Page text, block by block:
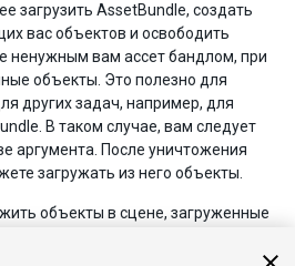
загрузить AssetBundle, создать
вас объектов и освободить
ненужным вам ассет бандлом, при
объекты. Это полезно для
других задач, например, для
В таком случае, вам следует
аргумента. После уничтожения
загружать из него объекты.
объекты в сцене, загруженные